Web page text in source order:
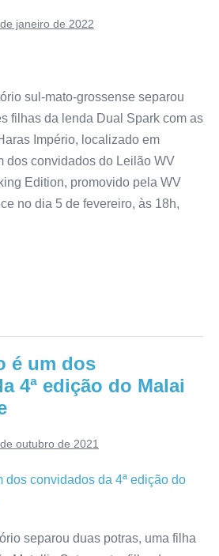
janeiro de 2022
sul-mato-grossense separou
filhas da lenda Dual Spark com as
Império, localizado em
dos convidados do Leilão WV
Edition, promovido pela WV
no dia 5 de fevereiro, às 18h,
é um dos
4ª edição do Malai
outubro de 2021
separou duas potras, uma filha